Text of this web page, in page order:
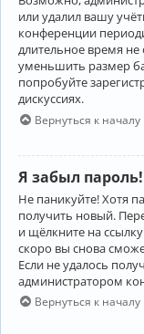
или удалил вашу
конференции
длительное время
уменьшить размер
попробуйте
дискуссиях.
Вернуться к началу
Я забыл пароль!
Не паникуйте! Хотя
получить новый.
и щёлкните на ссылку
скоро вы снова
Если не удалось
администратором
Вернуться к началу